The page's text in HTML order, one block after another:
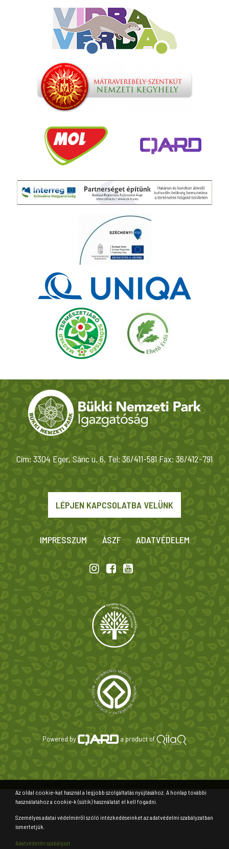
Cím: 3304 Eger, Sánc u. 6. Tel: 36/411-581 Fax: 36/412-791
LÉPJEN KAPCSOLATBA VELÜNK
IMPRESSZUM ÁSZF ADATVÉDELEM
Powered by a product of
Az oldal cookie-kat használ a legjobb szolgáltatás nyújtásához. A honlap további
használatához a cookie-k (sütik) használatát el kell fogadni.
Személyes adatai védelméről szóló intézkedéseinket az adatvédelmi szabályzatban
ismertetjük.
Adatvédelmi szabályzat